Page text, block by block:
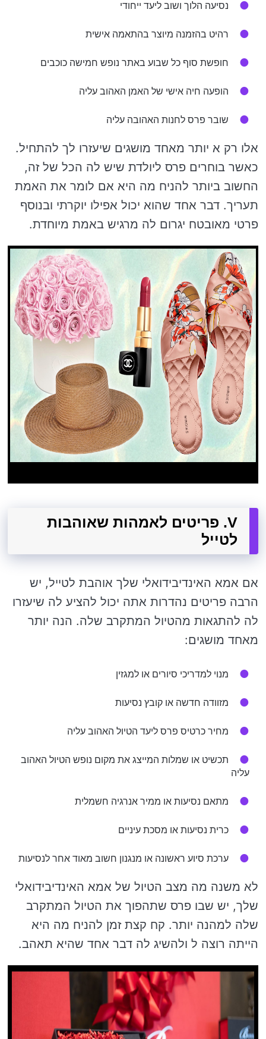
נסיעה הלוך ושוב ליעד ייחודי
רהיט בהזמנה מיוצר בהתאמה אישית
חופשת סוף כל שבוע באתר נופש חמישה כוכבים
הופעה חיה אישי של האמן האהוב עליה
שובר פרס לחנות האהובה עליה
אלו רק א יותר מאחד מושגים שיעזרו לך להתחיל.
כאשר בוחרים פרס ליולדת שיש לה הכל של זה,
החשוב ביותר להניח מה היא אם לומר את האמת
תעריך. דבר אחד שהוא יכול אפילו יוקרתי ובנוסף
פרטי מאובטח יגרום לה מרגיש באמת מיוחדת.
V. פריטים לאמהות שאוהבות
לטייל
אם אמא האינדיבידואלי שלך אוהבת לטייל, יש
הרבה פריטים נהדרות אתה יכול להציע לה שיעזרו
לה להתגאות מהטיול המתקרב שלה. הנה יותר
מאחד מושגים:
מנוי למדריכי סיורים או למגזין
מזוודה חדשה או קובץ נסיעות
מחיר כרטיס פרס ליעד הטיול האהוב עליה
תכשיט או שמלות המייצג את מקום נופש הטיול האהוב
עליה
מתאם נסיעות או ממיר אנרגיה חשמלית
כרית נסיעות או מסכת עיניים
ערכת סיוע ראשונה או מנגנון חשוב מאוד אחר לנסיעות
לא משנה מה מצב הטיול של אמא האינדיבידואלי
שלך, יש שבו פרס שתהפוך את הטיול המתקרב
שלה למהנה יותר. קח קצת זמן להניח מה היא
הייתה רוצה ל ולהשיג לה דבר אחד שהיא תאהב.